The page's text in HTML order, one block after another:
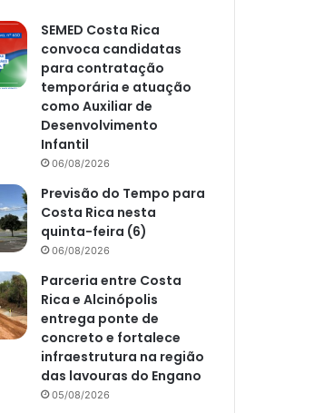
SEMED Costa Rica
convoca candidatas
para contratação
temporária e atuação
como Auxiliar de
Desenvolvimento
Infantil
06/08/2026
Previsão do Tempo para
Costa Rica nesta
quinta-feira (6)
06/08/2026
Parceria entre Costa
Rica e Alcinópolis
entrega ponte de
concreto e fortalece
infraestrutura na região
das lavouras do Engano
05/08/2026